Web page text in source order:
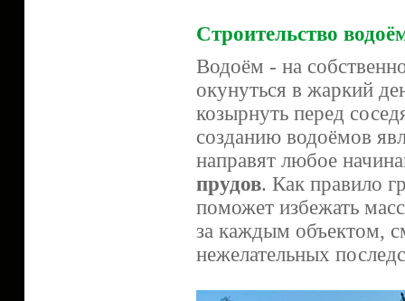
Строительство
Водоём - на
окунуться в жаркий
козырнуть перед
созданию водоёмов
направят любое
прудов. Как правило
поможет избежать
за каждым объектом,
нежелательных